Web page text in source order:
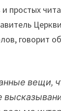
простых
говорит
вещи,